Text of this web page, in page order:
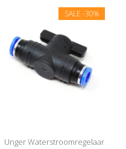
SALE -30%
Unger Waterstroomregelaar